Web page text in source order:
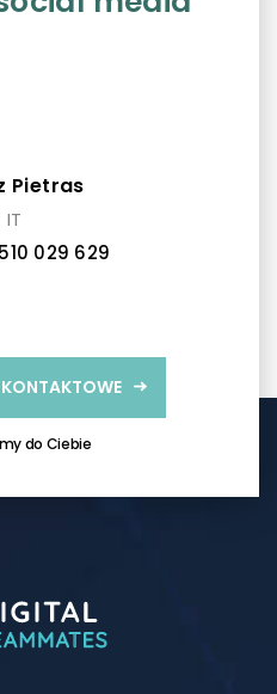
Pietras
029 629
do Ciebie